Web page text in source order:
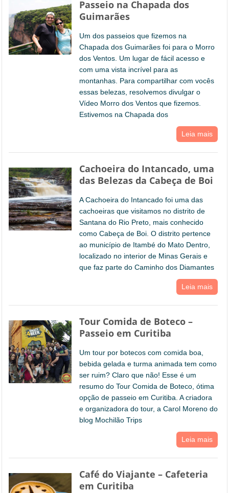
Passeio na Chapada dos
Guimarães
Um dos passeios que fizemos na
Chapada dos Guimarães foi para o Morro
dos Ventos. Um lugar de fácil acesso e
com uma vista incrível para as
montanhas. Para compartilhar com vocês
essas belezas, resolvemos divulgar o
Vídeo Morro dos Ventos que fizemos.
Estivemos na Chapada dos
Leia mais
Cachoeira do Intancado, uma
das Belezas da Cabeça de Boi
A Cachoeira do Intancado foi uma das
cachoeiras que visitamos no distrito de
Santana do Rio Preto, mais conhecido
como Cabeça de Boi. O distrito pertence
ao município de Itambé do Mato Dentro,
localizado no interior de Minas Gerais e
que faz parte do Caminho dos Diamantes
Leia mais
Tour Comida de Boteco –
Passeio em Curitiba
Um tour por botecos com comida boa,
bebida gelada e turma animada tem como
ser ruim? Claro que não! Esse é um
resumo do Tour Comida de Boteco, ótima
opção de passeio em Curitiba. A criadora
e organizadora do tour, a Carol Moreno do
blog Mochilão Trips
Leia mais
Café do Viajante – Cafeteria
em Curitiba